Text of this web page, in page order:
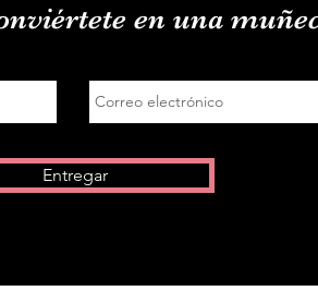
en una
Entregar